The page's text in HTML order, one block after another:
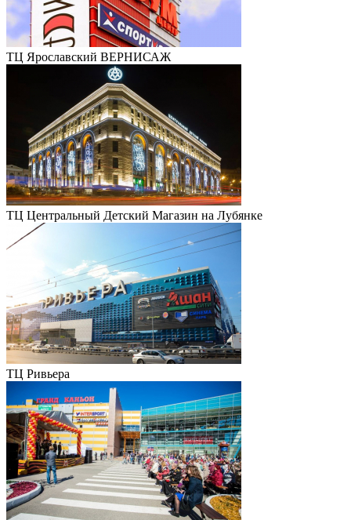
ТЦ Ярославский ВЕРНИСАЖ
ТЦ Центральный Детский Магазин на Лубянке
ТЦ Ривьера